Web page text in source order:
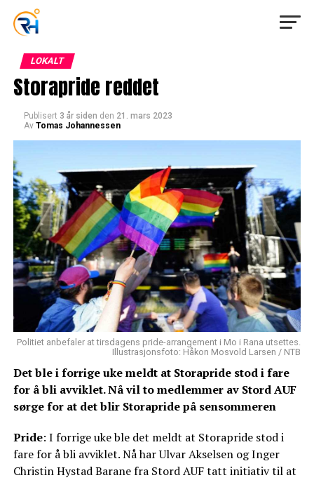
LOKALT
Storapride reddet
Publisert 3 år siden den 21. mars 2023
Av Tomas Johannessen
Politiet anbefaler at tirsdagens pride-arrangement i Mo i Rana utsettes.
Illustrasjonsfoto: Håkon Mosvold Larsen / NTB
Det ble i forrige uke meldt at Storapride stod i fare
for å bli avviklet. Nå vil to medlemmer av Stord AUF
sørge for at det blir Storapride på sensommeren
Pride: I forrige uke ble det meldt at Storapride stod i
fare for å bli avviklet. Nå har Ulvar Akselsen og Inger
Christin Hystad Barane fra Stord AUF tatt initiativ til at